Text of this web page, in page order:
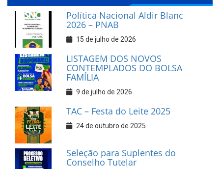
Política Nacional Aldir Blanc
2026 – PNAB
15 de julho de 2026
LISTAGEM DOS NOVOS
CONTEMPLADOS DO BOLSA
FAMÍLIA
9 de julho de 2026
TAC – Festa do Leite 2025
24 de outubro de 2025
Seleção para Suplentes do
Conselho Tutelar